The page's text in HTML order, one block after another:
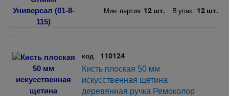
Мин. партия: 12 шт. В упак.: 12 шт.
код 110124
Кисть плоская 50 мм
искусственная щетина
деревянная ручка Ремоколор